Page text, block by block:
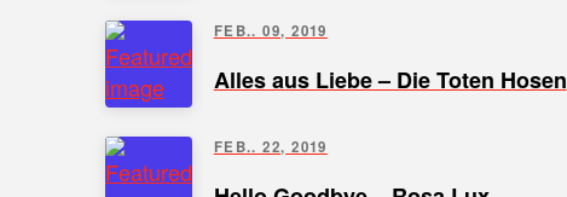
FEB.. 09, 2019
Alles aus Liebe – Die Toten Hosen
FEB.. 22, 2019